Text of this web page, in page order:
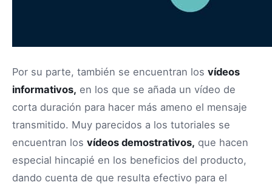
Por su parte, también se encuentran los vídeos
informativos, en los que se añada un vídeo de
corta duración para hacer más ameno el mensaje
transmitido. Muy parecidos a los tutoriales se
encuentran los vídeos demostrativos, que hacen
especial hincapié en los beneficios del producto,
dando cuenta de que resulta efectivo para el